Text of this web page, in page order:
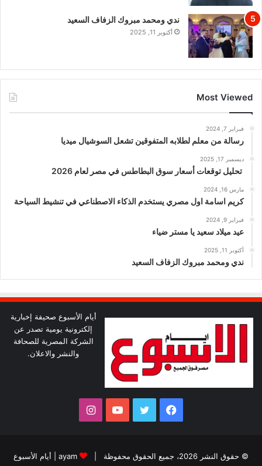
ندي ومحمد مبروك الزفاف السعيد
أكتوبر 11, 2025
Most Viewed
فبراير 7, 2024
رسالة من معلم لطلابه المتفوقين تشعل السوشيال ميديا
ديسمبر 17, 2025
تحليل توقعات أسعار سوق البطاطس في مصر لعام 2026
مارس 16, 2024
كريم اسامة اول مصري يستخدم الذكاء الاصطناعي في تنشيط السياحة
فبراير 9, 2024
عيد ميلاد سعيد يا مستر ضياء
أكتوبر 11, 2025
ندي ومحمد مبروك الزفاف السعيد
أيام الأسبوع صحيفة إخبارية
إلكترونية يومية تصدر عن
الشركة المصرية للصحافة
والنشر والاعلان.
فيسبوك تويتر يوتيوبانستقرام
© حقوق النشر 2026، جميع الحقوق محفوظة | ayam أيام الأسبوع